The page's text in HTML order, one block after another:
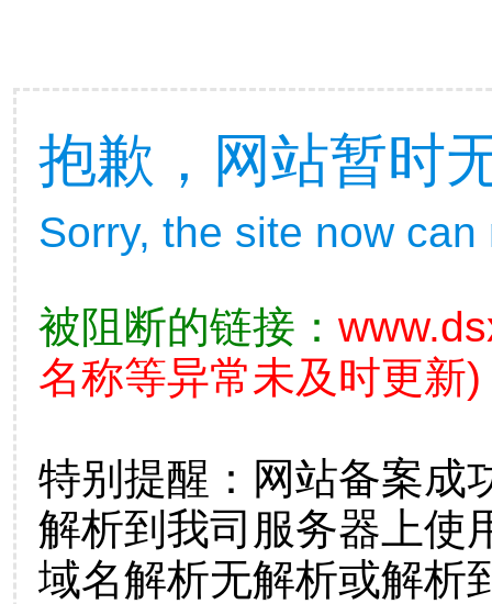
抱歉，网站暂时
Sorry, the site now
被阻断的链接：
名称等异常未及时更新)
特别提醒：网站备案成
解析到我司服务器上使
域名解析无解析或解析